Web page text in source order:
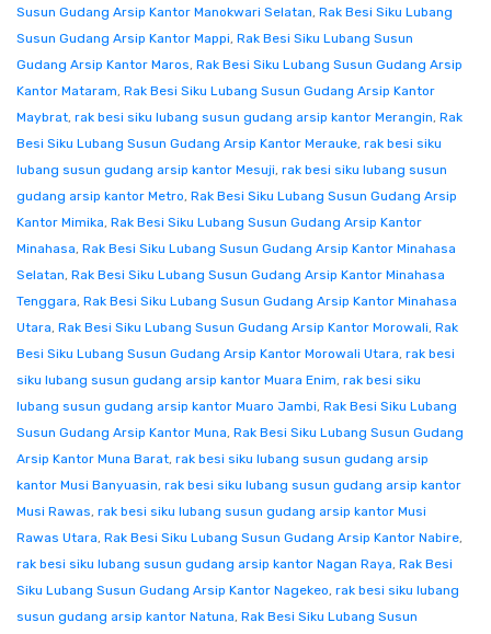
Susun Gudang Arsip Kantor Manokwari Selatan, Rak Besi Siku Lubang
Susun Gudang Arsip Kantor Mappi, Rak Besi Siku Lubang Susun
Gudang Arsip Kantor Maros, Rak Besi Siku Lubang Susun Gudang Arsip
Kantor Mataram, Rak Besi Siku Lubang Susun Gudang Arsip Kantor
Maybrat, rak besi siku lubang susun gudang arsip kantor Merangin, Rak
Besi Siku Lubang Susun Gudang Arsip Kantor Merauke, rak besi siku
lubang susun gudang arsip kantor Mesuji, rak besi siku lubang susun
gudang arsip kantor Metro, Rak Besi Siku Lubang Susun Gudang Arsip
Kantor Mimika, Rak Besi Siku Lubang Susun Gudang Arsip Kantor
Minahasa, Rak Besi Siku Lubang Susun Gudang Arsip Kantor Minahasa
Selatan, Rak Besi Siku Lubang Susun Gudang Arsip Kantor Minahasa
Tenggara, Rak Besi Siku Lubang Susun Gudang Arsip Kantor Minahasa
Utara, Rak Besi Siku Lubang Susun Gudang Arsip Kantor Morowali, Rak
Besi Siku Lubang Susun Gudang Arsip Kantor Morowali Utara, rak besi
siku lubang susun gudang arsip kantor Muara Enim, rak besi siku
lubang susun gudang arsip kantor Muaro Jambi, Rak Besi Siku Lubang
Susun Gudang Arsip Kantor Muna, Rak Besi Siku Lubang Susun Gudang
Arsip Kantor Muna Barat, rak besi siku lubang susun gudang arsip
kantor Musi Banyuasin, rak besi siku lubang susun gudang arsip kantor
Musi Rawas, rak besi siku lubang susun gudang arsip kantor Musi
Rawas Utara, Rak Besi Siku Lubang Susun Gudang Arsip Kantor Nabire,
rak besi siku lubang susun gudang arsip kantor Nagan Raya, Rak Besi
Siku Lubang Susun Gudang Arsip Kantor Nagekeo, rak besi siku lubang
susun gudang arsip kantor Natuna, Rak Besi Siku Lubang Susun